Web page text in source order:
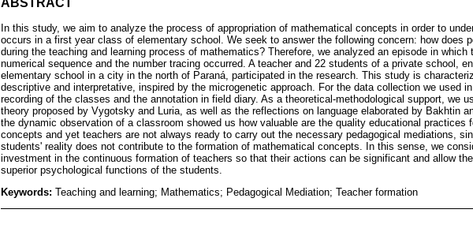
In this study, we aim to analyze the process of appropriation of mathematical concepts in order to
occurs in a first year class of elementary school. We seek to answer the following concern: how does
during the teaching and learning process of mathematics? Therefore, we analyzed an episode in
numerical sequence and the number tracing occurred. A teacher and 22 students of a private school,
elementary school in a city in the north of Paraná, participated in the research. This study is
descriptive and interpretative, inspired by the microgenetic approach. For the data collection we used
recording of the classes and the annotation in field diary. As a theoretical-methodological support, we
theory proposed by Vygotsky and Luria, as well as the reflections on language elaborated by Bakhtin
the dynamic observation of a classroom showed us how valuable are the quality educational practices
concepts and yet teachers are not always ready to carry out the necessary pedagogical mediations,
students' reality does not contribute to the formation of mathematical concepts. In this sense, we
investment in the continuous formation of teachers so that their actions can be significant and allow
superior psychological functions of the students.
Keywords: Teaching and learning; Mathematics; Pedagogical Mediation; Teacher formation